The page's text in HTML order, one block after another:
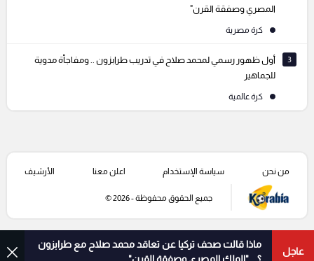
المصري وصفقة القرن"
كرة مصرية
3
أول ظهور رسمي لمحمد صلاح في تدريب طرابزون .. ومفاجأة مدوية
للجماهير
كرة عالمية
عاجل
ماذا قالت صحف تركيا عن تعاقد محمد صلاح مع طرابزون
؟ .. "الملك المصري وصفقة القرن"
من نحن سياسة الإستخدام اعلن معنا الأرشيف
جميع الحقوق محفوظة - 2026 ©